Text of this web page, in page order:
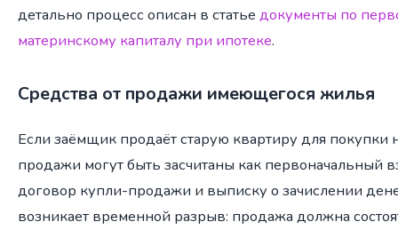
детально процесс описан в статье документы по
материнскому капиталу при ипотеке.
Средства от продажи имеющегося жилья
Если заёмщик продаёт старую квартиру для покупки
продажи могут быть засчитаны как первоначальный
договор купли-продажи и выписку о зачислении
возникает временной разрыв: продажа должна